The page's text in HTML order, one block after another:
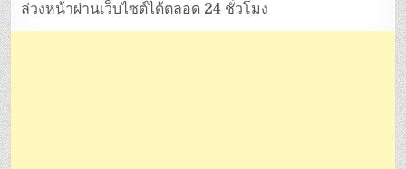
ล่วงหน้าผ่านเว็บไซต์ได้ตลอด 24 ชั่วโมง